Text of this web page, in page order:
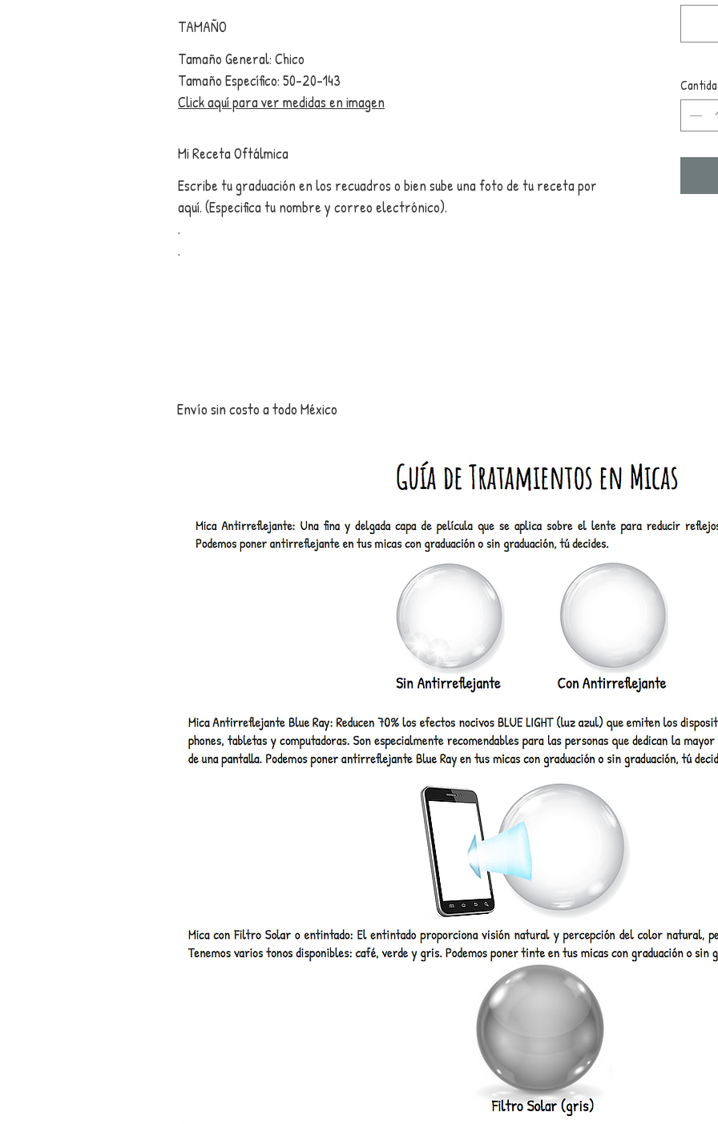
TAMAÑO
Tamaño General: Chico
Tamaño Específico: 50-20-143
Click aquí para ver medidas en imagen
Mi Receta Oftálmica
Escribe tu graduación en los recuadros o bien sube una foto de tu receta por
aquí­. (Especifica tu nombre y correo electrónico).
.
.
Enví­o sin costo a todo México
Guía de Micas